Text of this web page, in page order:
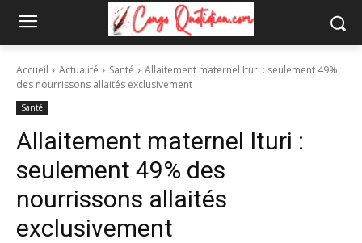
Accueil Actualité Santé
Allaitement maternel Ituri : seulement 49%
des nourrissons allaités exclusivement
Santé
Allaitement maternel Ituri :
seulement 49% des
nourrissons allaités
exclusivement